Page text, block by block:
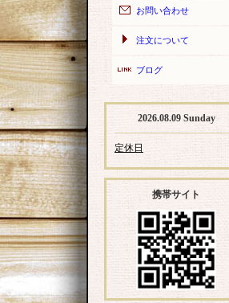
お問い合わせ
注文について
ブログ
2026.08.09 Sunday
定休日
携帯サイト